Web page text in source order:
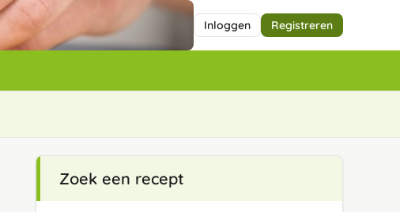
Inloggen Registreren
Zoek een recept